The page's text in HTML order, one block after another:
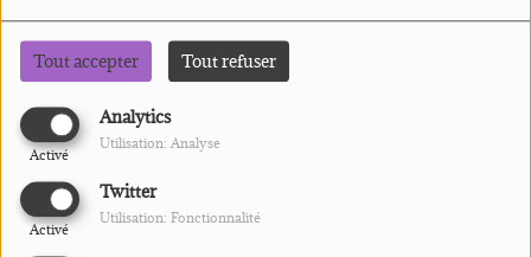
Tout accepter Tout refuser
Analytics
Activé
Utilisation: Analyse
Twitter
Activé
Utilisation: Fonctionnalité
LUNDI ET VENDREDI, DE 08:30 À 08:50
Les Lundi, Vendredi à 8h30 - 12h30 -
16h30
Les Mercredi à 10h30 - 14h30 - 17h30